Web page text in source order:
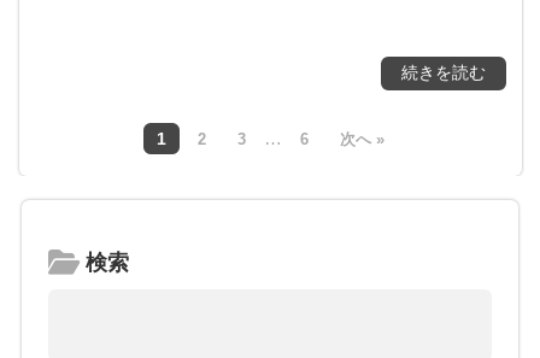
続きを読む
1 2 3 … 6 次へ »
検索